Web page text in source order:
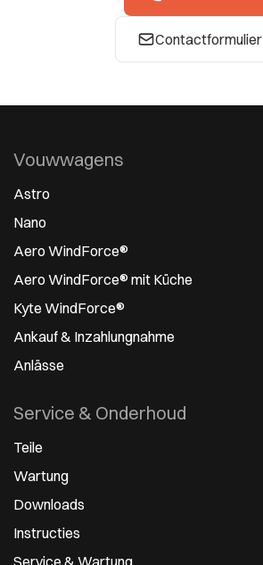
Contactformulier
Vouwwagens
Astro
Nano
Aero WindForce®
Aero WindForce® mit Küche
Kyte WindForce®
Ankauf & Inzahlungnahme
Anlässe
Service & Onderhoud
Teile
Wartung
Downloads
Instructies
Service & Wartung